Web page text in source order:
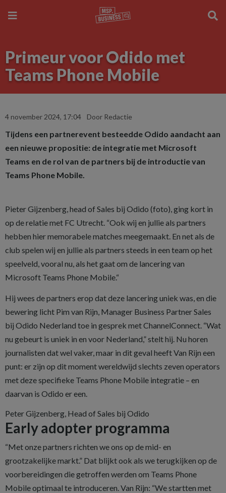
Primeur voor Odido met
Teams Phone Mobile
4 november 2024, 17:04 Door Redactie
Tijdens een partnerevent besteedde Odido aandacht aan
een nieuwe propositie: de integratie met Microsoft
Teams en de rol van de partners bij de introductie van
Teams Phone Mobile.
Pieter Gijzenberg, head of Sales bij Odido (foto), ging kort in
op de relatie met FC Utrecht. “Ook wij en jullie als partners
hebben hier memorabele matches meegemaakt. En net als de
club spelen wij en jullie als partners steeds in een team op het
speelveld, vooral nu, als het gaat om de lancering van
Microsoft Teams Phone Mobile.“
Hij wees de partners erop dat deze lancering uniek was, en die
bewering licht Pim van Rijn, Manager Business Partner Sales
bij Odido Nederland toe in gesprek met ChannelConnect. “Wat
nu gebeurt is uniek in en voor Nederland,” stelt hij. Nu horen
journalisten dat wel vaker, maar in dit geval heeft Van Rijn een
punt: er zijn op dit moment wereldwijd slechts zeven operators
met deze specifieke Teams Phone Mobile integratie – en
daarvan is Odido er een.
Peter Gijzenberg, Head of Sales bij Odido
Early adopter programma
“Met onze partners richten we ons op de mid- en
grootzakelijke markt.” Dat blijkt ook als we terugkijken op de
voorbereidingen die getroffen werden om Teams ­Phone
Mobile optimaal te introduceren. Van Rijn: “We startten met